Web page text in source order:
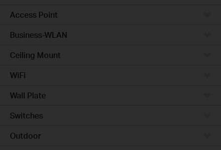
Access Point
Business-WLAN
Ceiling Mount
WiFi
Wall Plate
Switches
Outdoor